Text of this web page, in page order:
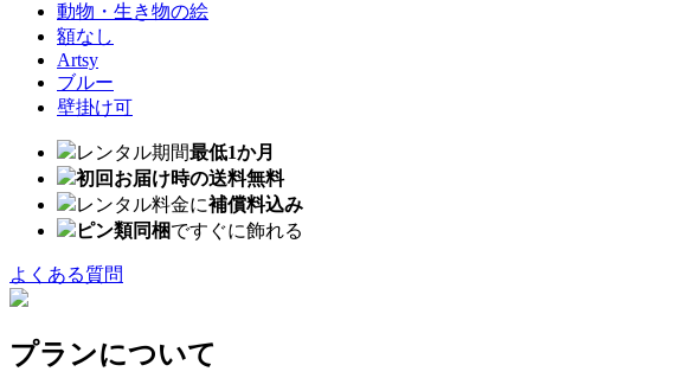
動物・生き物の絵
額なし
Artsy
ブルー
壁掛け可
レンタル期間最低1か月
初回お届け時の送料無料
レンタル料金に補償料込み
ピン類同梱ですぐに飾れる
よくある質問
プランについて